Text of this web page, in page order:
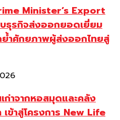
Minister’s Export
ธุรกิจส่งออกยอดเยี่ยม
ำศักยภาพผู้ส่งออกไทยสู่
ก่าจากหอสมุดและคลัง
ข้าสู่โครงการ New Life